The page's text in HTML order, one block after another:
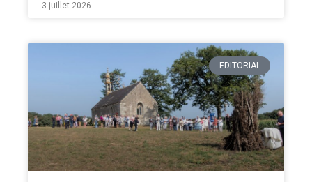
3 juillet 2026
EDITORIAL